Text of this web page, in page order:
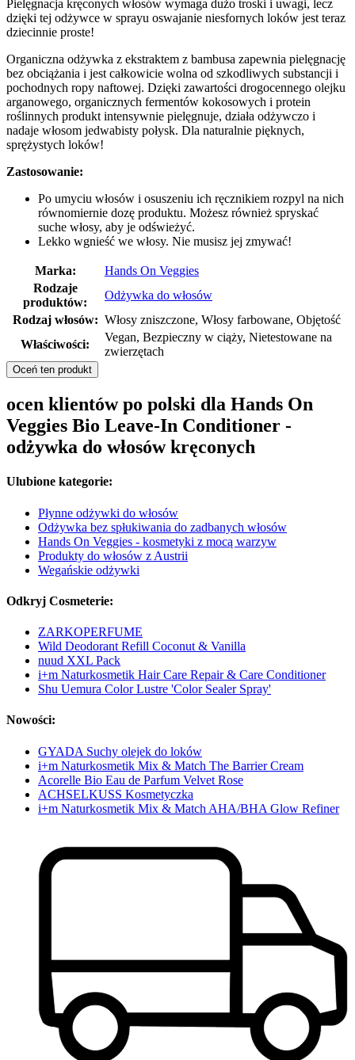
Pielęgnacja kręconych włosów wymaga dużo troski i uwagi, lecz
dzięki tej odżywce w sprayu oswajanie niesfornych loków jest teraz
dziecinnie proste!
Organiczna odżywka z ekstraktem z bambusa zapewnia pielęgnację
bez obciążania i jest całkowicie wolna od szkodliwych substancji i
pochodnych ropy naftowej. Dzięki zawartości drogocennego olejku
arganowego, organicznych fermentów kokosowych i protein
roślinnych produkt intensywnie pielęgnuje, działa odżywczo i
nadaje włosom jedwabisty połysk. Dla naturalnie pięknych,
sprężystych loków!
Zastosowanie:
Po umyciu włosów i osuszeniu ich ręcznikiem rozpyl na nich
równomiernie dozę produktu. Możesz również spryskać
suche włosy, aby je odświeżyć.
Lekko wgnieść we włosy. Nie musisz jej zmywać!
Marka:
Hands On Veggies
Rodzaje
produktów:
Odżywka do włosów
Rodzaj włosów: Włosy zniszczone, Włosy farbowane, Objętość
Właściwości:
Vegan, Bezpieczny w ciąży, Nietestowane na
zwierzętach
Oceń ten produkt
ocen klientów po polski dla Hands On
Veggies Bio Leave-In Conditioner -
odżywka do włosów kręconych
Ulubione kategorie:
Płynne odżywki do włosów
Odżywka bez spłukiwania do zadbanych włosów
Hands On Veggies - kosmetyki z mocą warzyw
Produkty do włosów z Austrii
Wegańskie odżywki
Odkryj Cosmeterie:
ZARKOPERFUME
Wild Deodorant Refill Coconut & Vanilla
nuud XXL Pack
i+m Naturkosmetik Hair Care Repair & Care Conditioner
Shu Uemura Color Lustre 'Color Sealer Spray'
Nowości:
GYADA Suchy olejek do loków
i+m Naturkosmetik Mix & Match The Barrier Cream
Acorelle Bio Eau de Parfum Velvet Rose
ACHSELKUSS Kosmetyczka
i+m Naturkosmetik Mix & Match AHA/BHA Glow Refiner